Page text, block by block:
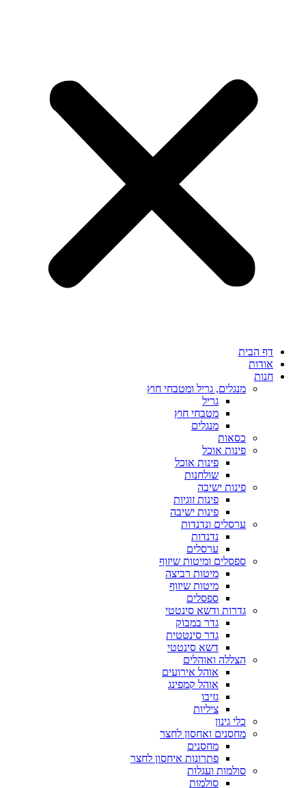
דף הבית
אודות
חנות
מנגלים, גריל ומטבחי חוץ
גריל
מטבחי חוץ
מנגלים
כסאות
פינות אוכל
פינות אוכל
שולחנות
פינות ישיבה
פינות זוגיות
פינות ישיבה
ערסלים ונדנדות
נדנדות
ערסלים
ספסלים ומיטות שיזוף
מיטות רביצה
מיטות שיזוף
ספסלים
גדרות ודשא סינטטי
גדר במבוק
גדר סינטטית
דשא סינטטי
הצללה ואוהלים
אוהל אירועים
אוהל קמפינג
גזיבו
ציליות
כלי גינון
מחסנים ואחסון לחצר
מחסנים
פתרונות איחסון לחצר
סולמות ועגלות
סולמות